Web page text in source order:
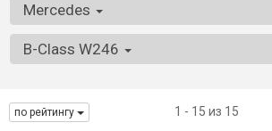
Mercedes
B-Class W246
по рейтингу 1 - 15 из 15